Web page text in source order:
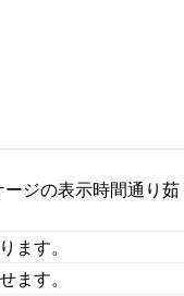
ジの表示時間通り茹
ます。
ます。